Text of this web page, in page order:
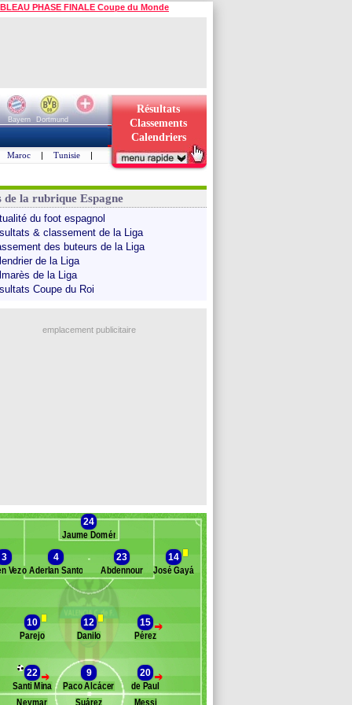
PHASE FINALE Coupe du Monde
Bayern
Dortmund
Résultats
Classements
Calendriers
Maroc | Tunisie |
de la rubrique Espagne
du foot espagnol
& classement de la Liga
des buteurs de la Liga
de la Liga
de la Liga
Coupe du Roi
emplacement publicitaire
Banc des remplaçantsFC Valence
Villalba
24
Jaume Doménech
3
Vezo
4
Aderlan Santos
23
Abdennour
14
José Gayá
10
Parejo
12
Danilo
>
15
Pérez
>
22
Santi Mina
9
Paco Alcácer
>
20
de Paul
Messi
Suárez
Neymar